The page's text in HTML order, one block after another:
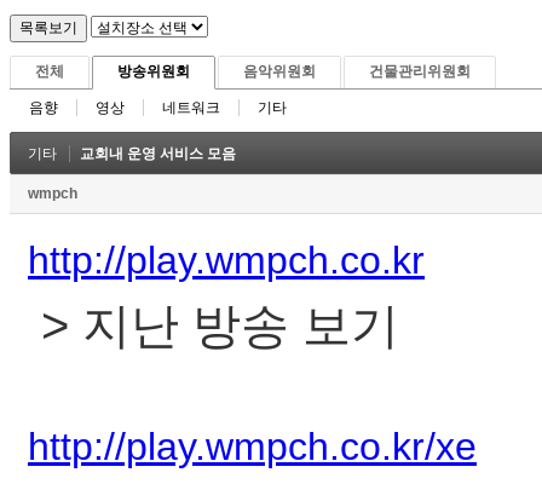
전체 방송위원회
음향 영상 네트워크 기타
음악위원회 건물관리위원회
기타 교회내 운영 서비스 모음
wmpch
http://play.wmpch.co.kr
> 지난 방송 보기
http://play.wmpch.co.kr/xe